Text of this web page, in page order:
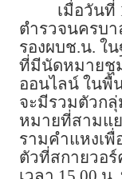
เมื่อวันที่
ตำรวจนครบ
รองผบช.น. ใ
ที่มีนัดหมายชุ
ออนไลน์ ในพื้
จะมีรวมตัวก
หมายที่สามแ
รามคำแหงเ
ตัวที่สกายวอ